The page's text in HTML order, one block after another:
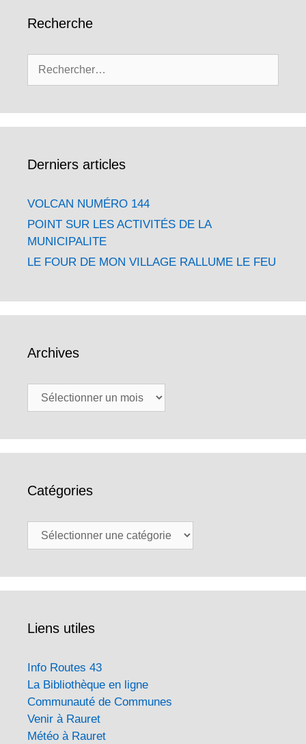
Recherche
Derniers articles
VOLCAN NUMÉRO 144
POINT SUR LES ACTIVITÉS DE LA
MUNICIPALITE
LE FOUR DE MON VILLAGE RALLUME LE FEU
Archives
Archives
Catégories
Catégories
Liens utiles
Info Routes 43
La Bibliothèque en ligne
Communauté de Communes
Venir à Rauret
Météo à Rauret